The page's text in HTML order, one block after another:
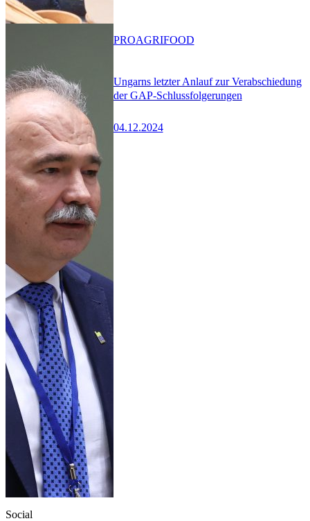
Ungarns letzter Anlauf zur Verabschiedung
der GAP-Schlussfolgerungen
04.12.2024
PROAGRIFOOD
Social